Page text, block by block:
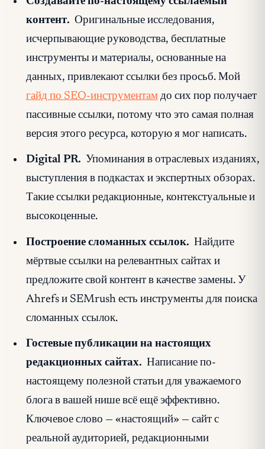
контент. Оригинальные исследования,
исчерпывающие руководства, бесплатные
инструменты и материалы, основанные на
данных, привлекают ссылки без просьб. Мой
гайд по SEO-инструментамдо сих пор получает
пассивные ссылки, потому что это самая полная
версия этого ресурса, которую я мог написать.
Digital PR. Упоминания в отраслевых изданиях,
выступления в подкастах и экспертных обзорах.
Такие ссылки редакционные, контекстуальные и
высокоценные.
Построение сломанных ссылок. Найдите
мёртвые ссылки на релевантных сайтах и
предложите свой контент в качестве замены. У
Ahrefs и SEMrush есть инструменты для поиска
сломанных ссылок.
Гостевые публикации на настоящих
редакционных сайтах. Написание по-
настоящему полезной статьи для уважаемого
блога в вашей нише всё ещё эффективно.
Ключевое слово — «настоящий» — сайт с
реальной аудиторией, редакционными